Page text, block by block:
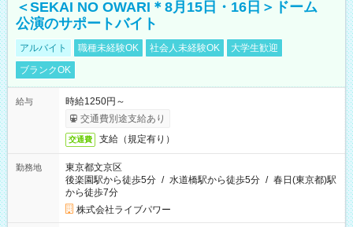
＜SEKAI NO OWARI＊8月15日・16日＞ドーム
公演のサポートバイト
アルバイト 職種未経験OK 社会人未経験OK
大学生歓迎
ブランクOK
給与
時給1250円～
交通費別途支給あり
交通費 支給（規定有り）
勤務地
東京都文京区
後楽園駅から徒歩5分 / 水道橋駅から徒歩5分 / 春日(東京都)駅
から徒歩7分
株式会社ライブパワー